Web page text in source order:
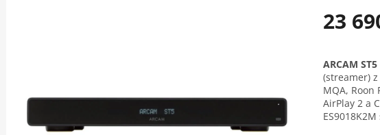
23
ARCAM ST5
(streamer)
MQA, Roon
AirPlay 2 a